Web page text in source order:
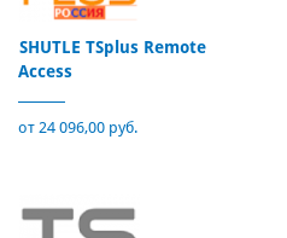
SHUTLE TSplus Remote
Access
от 24 096,00 руб.